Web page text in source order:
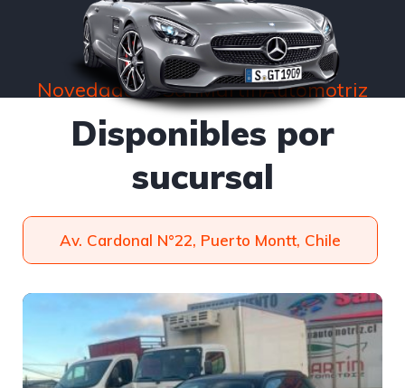
Novedades #SanMartínAutomotriz
Disponibles por
sucursal
Av. Cardonal N°22, Puerto Montt, Chile